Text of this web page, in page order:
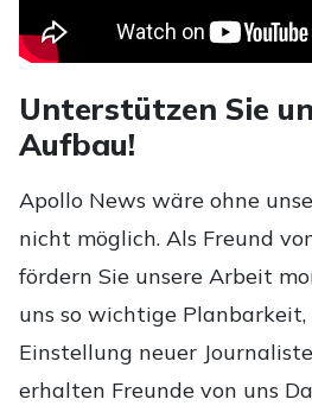
Unterstützen Sie
Aufbau!
Apollo News wäre ohne
nicht möglich. Als Freund
fördern Sie unsere Arbeit
uns so wichtige
Einstellung neuer
erhalten Freunde von uns